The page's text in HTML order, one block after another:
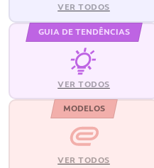
VER TODOS
GUIA DE TENDÊNCIAS
VER TODOS
MODELOS
VER TODOS